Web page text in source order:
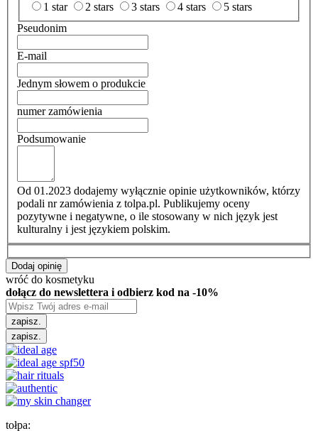
1 star
2 stars 3 stars 4 stars
5 stars
Pseudonim
E-mail
Jednym słowem o produkcie
numer zamówienia
Podsumowanie
Od 01.2023 dodajemy wyłącznie opinie użytkowników, którzy
podali nr zamówienia z tolpa.pl. Publikujemy oceny
pozytywne i negatywne, o ile stosowany w nich język jest
kulturalny i jest językiem polskim.
Dodaj opinię
wróć do kosmetyku
dołącz do newslettera i odbierz kod na -10%
zapisz.
zapisz.
tołpa: